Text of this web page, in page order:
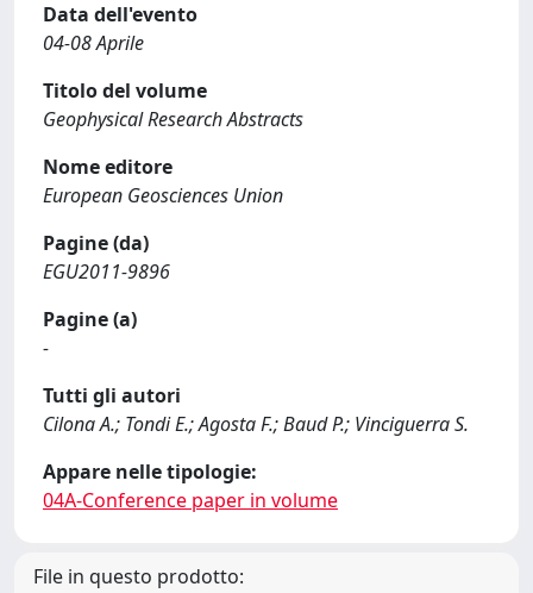
Data dell'evento
04-08 Aprile
Titolo del volume
Geophysical Research Abstracts
Nome editore
European Geosciences Union
Pagine (da)
EGU2011-9896
Pagine (a)
-
Tutti gli autori
Cilona A.; Tondi E.; Agosta F.; Baud P.; Vinciguerra S.
Appare nelle tipologie:
04A-Conference paper in volume
File in questo prodotto: